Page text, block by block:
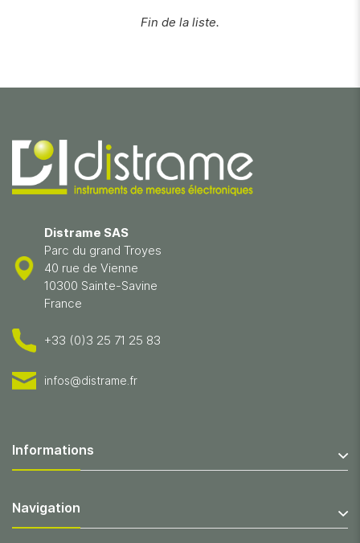
Fin de la liste.
Distrame SAS
Parc du grand Troyes
40 rue de Vienne
10300 Sainte-Savine
France
+33 (0)3 25 71 25 83
infos@distrame.fr
Informations
Navigation